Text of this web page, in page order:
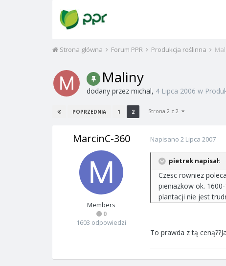
Strona główna Forum PPR Produkcja roślinna
Maliny
dodany przez michal, 4 Lipca 2006 w
POPRZEDNIA 1 2 Strona 2 z 2
MarcinC-360
Members
0
1603 odpowiedzi
Napisano 2 Lipca 2007
pietrek napisał:
Czesc rowniez
pieniazkow ok.
plantacji nie jest
To prawda z tą